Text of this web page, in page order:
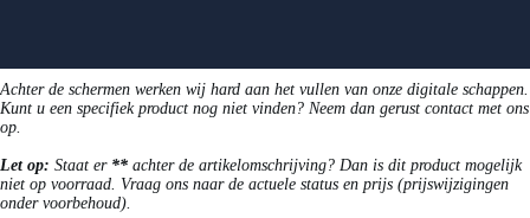
Achter de schermen werken wij hard aan het vullen van onze digitale schappen.
Kunt u een specifiek product nog niet vinden? Neem dan gerust contact met ons
op.
Let op: Staat er ** achter de artikelomschrijving? Dan is dit product mogelijk
niet op voorraad. Vraag ons naar de actuele status en prijs (prijswijzigingen
onder voorbehoud).